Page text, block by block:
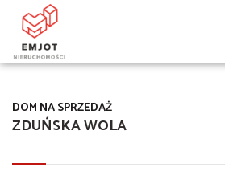
ZDUŃSKA WOLA
DOM NA SPRZEDAŻ